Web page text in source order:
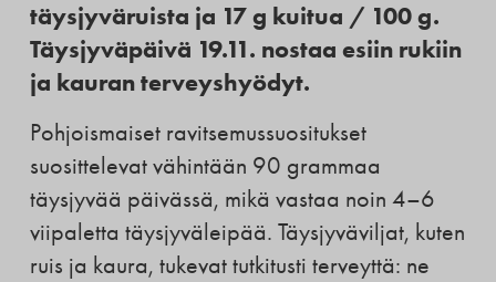
täysjyväruista ja 17 g kuitua / 100 g.
Täysjyväpäivä 19.11. nostaa esiin rukiin
ja kauran terveyshyödyt.
Pohjoismaiset ravitsemussuositukset
suosittelevat vähintään 90 grammaa
täysjyvää päivässä, mikä vastaa noin 4–6
viipaletta täysjyväleipää. Täysjyväviljat, kuten
ruis ja kaura, tukevat tutkitusti terveyttä: ne